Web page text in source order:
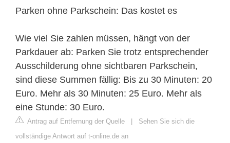
Parken ohne Parkschein: Das kostet es
Wie viel Sie zahlen müssen, hängt von der
Parkdauer ab: Parken Sie trotz entsprechender
Ausschilderung ohne sichtbaren Parkschein,
sind diese Summen fällig: Bis zu 30 Minuten: 20
Euro. Mehr als 30 Minuten: 25 Euro. Mehr als
eine Stunde: 30 Euro.
Antrag auf Entfernung der Quelle | Sehen Sie sich die
vollständige Antwort auf t-online.de an